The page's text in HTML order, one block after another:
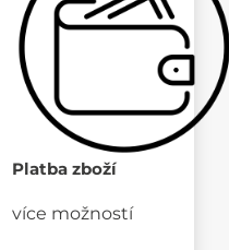
Platba zboží
více možností